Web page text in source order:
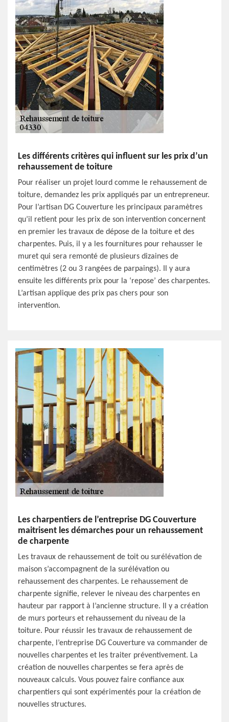
Les différents critères qui influent sur les prix d’un
rehaussement de toiture
Pour réaliser un projet lourd comme le rehaussement de
toiture, demandez les prix appliqués par un entrepreneur.
Pour l’artisan DG Couverture les principaux paramètres
qu’il retient pour les prix de son intervention concernent
en premier les travaux de dépose de la toiture et des
charpentes. Puis, il y a les fournitures pour rehausser le
muret qui sera remonté de plusieurs dizaines de
centimètres (2 ou 3 rangées de parpaings). Il y aura
ensuite les différents prix pour la ‘repose’ des charpentes.
L’artisan applique des prix pas chers pour son
intervention.
Les charpentiers de l’entreprise DG Couverture
maitrisent les démarches pour un rehaussement
de charpente
Les travaux de rehaussement de toit ou surélévation de
maison s’accompagnent de la surélévation ou
rehaussement des charpentes. Le rehaussement de
charpente signifie, relever le niveau des charpentes en
hauteur par rapport à l’ancienne structure. Il y a création
de murs porteurs et rehaussement du niveau de la
toiture. Pour réussir les travaux de rehaussement de
charpente, l’entreprise DG Couverture va commander de
nouvelles charpentes et les traiter préventivement. La
création de nouvelles charpentes se fera après de
nouveaux calculs. Vous pouvez faire confiance aux
charpentiers qui sont expérimentés pour la création de
nouvelles structures.